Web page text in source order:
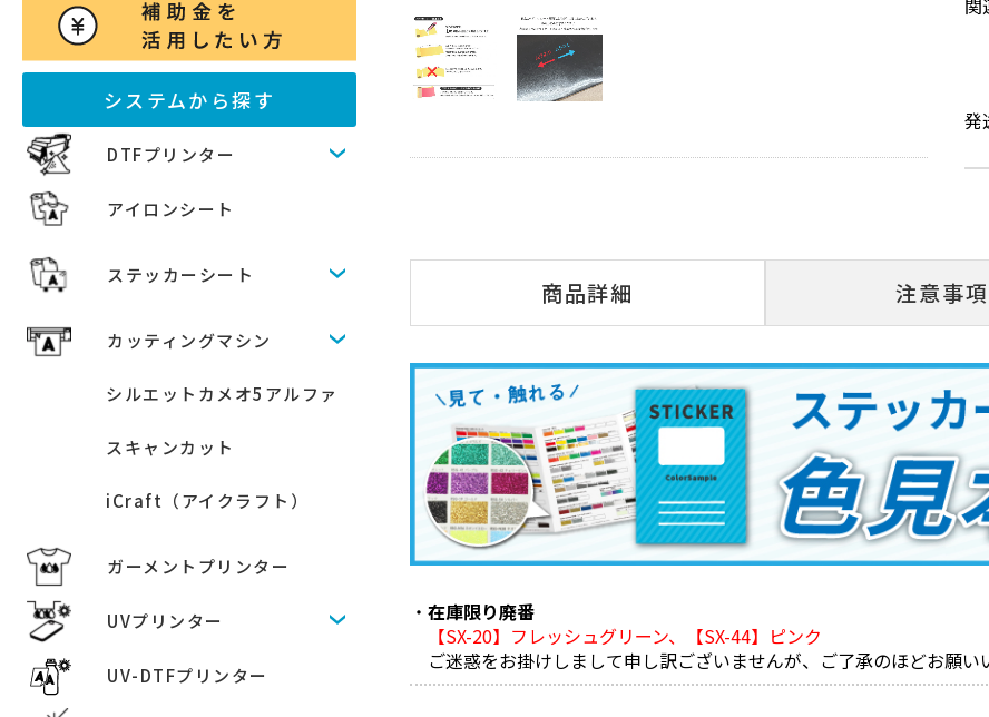
システムから探す
DTFプリンター
アイロンシート
ステッカーシート
カッティングマシン
シルエットカメオ5アルファ
スキャンカット
iCraft（アイクラフト）
ガーメントプリンター
UVプリンター
UV-DTFプリンター
関
発
商品詳細 注意事項
在庫限り廃番
【SX-20】フレッシュグリーン、【SX-44】ピンク
ご迷惑をお掛けしまして申し訳ございませんが、ご了承のほどお願い